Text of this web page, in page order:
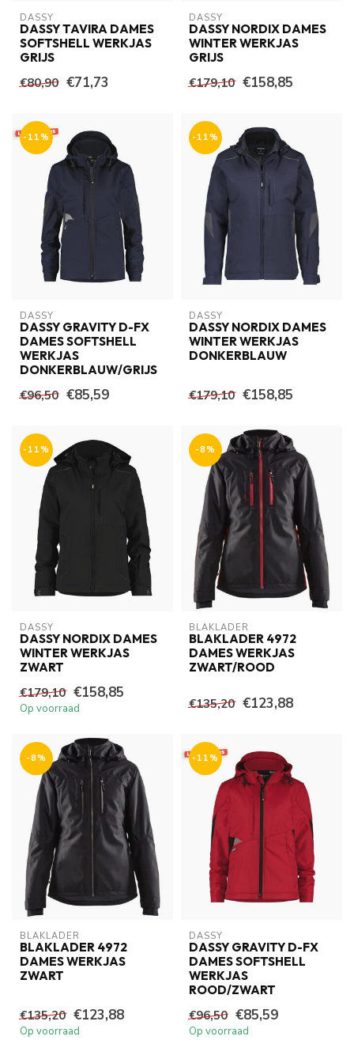
DASSY
DASSY TAVIRA DAMES
SOFTSHELL WERKJAS
GRIJS
€80,90 €71,73
DASSY
DASSY NORDIX DAMES
WINTER WERKJAS
GRIJS
€179,10 €158,85
-11%
DASSY
DASSY GRAVITY D-FX
DAMES SOFTSHELL
WERKJAS
DONKERBLAUW/GRIJS
€96,50 €85,59
-11%
DASSY
DASSY NORDIX DAMES
WINTER WERKJAS
DONKERBLAUW
€179,10 €158,85
-11%
DASSY
DASSY NORDIX DAMES
WINTER WERKJAS
ZWART
€179,10 €158,85
Op voorraad
-8%
BLAKLADER
BLAKLADER 4972
DAMES WERKJAS
ZWART/ROOD
€135,20 €123,88
-8%
BLAKLADER
BLAKLADER 4972
DAMES WERKJAS
ZWART
€135,20 €123,88
Op voorraad
-11%
DASSY
DASSY GRAVITY D-FX
DAMES SOFTSHELL
WERKJAS
ROOD/ZWART
€96,50 €85,59
Op voorraad